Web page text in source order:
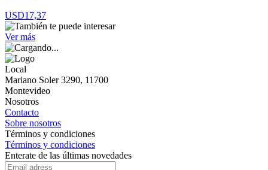
USD17,37
Ver más
Local
Mariano Soler 3290, 11700
Montevideo
Nosotros
Contacto
Sobre nosotros
Términos y condiciones
Términos y condiciones
Enterate de las últimas novedades